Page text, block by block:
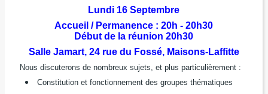
Lundi 16 Septembre
Accueil / Permanence : 20h - 20h30
Début de la réunion 20h30
Salle Jamart, 24 rue du Fossé, Maisons-Laffitte
Nous discuterons de nombreux sujets, et plus particulièrement :
Constitution et fonctionnement des groupes thématiques